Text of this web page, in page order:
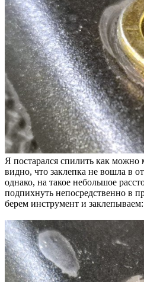
Я постарался спилить как
видно, что заклепка не вошла в
однако, на такое небольшое
подпихнуть непосредственно в
берем инструмент и заклепываем: